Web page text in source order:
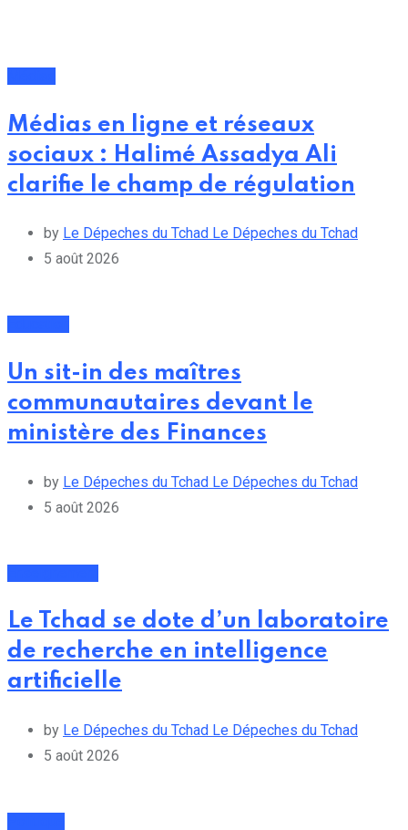
Médias en ligne et réseaux
sociaux : Halimé Assadya Ali
clarifie le champ de régulation
by Le Dépeches du Tchad Le Dépeches du Tchad
5 août 2026
Un sit-in des maîtres
communautaires devant le
ministère des Finances
by Le Dépeches du Tchad Le Dépeches du Tchad
5 août 2026
Le Tchad se dote d’un laboratoire
de recherche en intelligence
artificielle
by Le Dépeches du Tchad Le Dépeches du Tchad
5 août 2026